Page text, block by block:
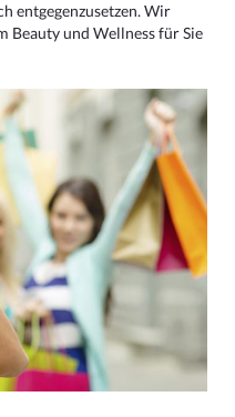
entgegenzusetzen. Wir
Beauty und Wellness für Sie